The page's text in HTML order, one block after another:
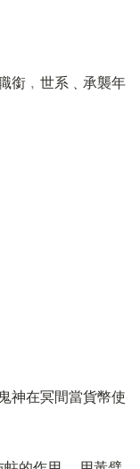
銜﹐世系﹑承襲年
神在冥間當貨幣使